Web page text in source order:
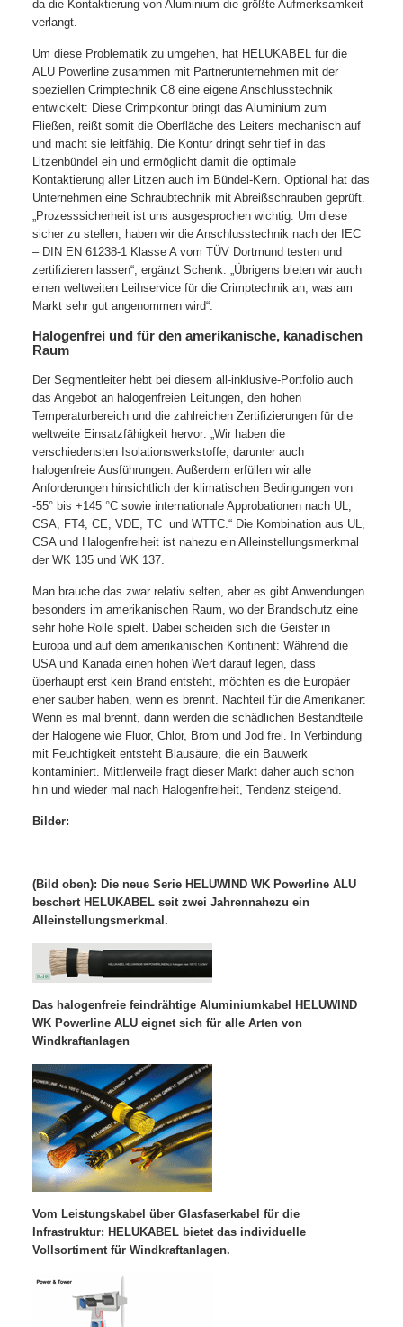
da die Kontaktierung von Aluminium die größte Aufmerksamkeit
verlangt.
Um diese Problematik zu umgehen, hat HELUKABEL für die
ALU Powerline zusammen mit Partnerunternehmen mit der
speziellen Crimptechnik C8 eine eigene Anschlusstechnik
entwickelt: Diese Crimpkontur bringt das Aluminium zum
Fließen, reißt somit die Oberfläche des Leiters mechanisch auf
und macht sie leitfähig. Die Kontur dringt sehr tief in das
Litzenbündel ein und ermöglicht damit die optimale
Kontaktierung aller Litzen auch im Bündel-Kern. Optional hat das
Unternehmen eine Schraubtechnik mit Abreißschrauben geprüft.
„Prozesssicherheit ist uns ausgesprochen wichtig. Um diese
sicher zu stellen, haben wir die Anschlusstechnik nach der IEC
– DIN EN 61238-1 Klasse A vom TÜV Dortmund testen und
zertifizieren lassen“, ergänzt Schenk. „Übrigens bieten wir auch
einen weltweiten Leihservice für die Crimptechnik an, was am
Markt sehr gut angenommen wird“.
Halogenfrei und für den amerikanische, kanadischen
Raum
Der Segmentleiter hebt bei diesem all-inklusive-Portfolio auch
das Angebot an halogenfreien Leitungen, den hohen
Temperaturbereich und die zahlreichen Zertifizierungen für die
weltweite Einsatzfähigkeit hervor: „Wir haben die
verschiedensten Isolationswerkstoffe, darunter auch
halogenfreie Ausführungen. Außerdem erfüllen wir alle
Anforderungen hinsichtlich der klimatischen Bedingungen von
-55° bis +145 °C sowie internationale Approbationen nach UL,
CSA, FT4, CE, VDE, TC und WTTC.“ Die Kombination aus UL,
CSA und Halogenfreiheit ist nahezu ein Alleinstellungsmerkmal
der WK 135 und WK 137.
Man brauche das zwar relativ selten, aber es gibt Anwendungen
besonders im amerikanischen Raum, wo der Brandschutz eine
sehr hohe Rolle spielt. Dabei scheiden sich die Geister in
Europa und auf dem amerikanischen Kontinent: Während die
USA und Kanada einen hohen Wert darauf legen, dass
überhaupt erst kein Brand entsteht, möchten es die Europäer
eher sauber haben, wenn es brennt. Nachteil für die Amerikaner:
Wenn es mal brennt, dann werden die schädlichen Bestandteile
der Halogene wie Fluor, Chlor, Brom und Jod frei. In Verbindung
mit Feuchtigkeit entsteht Blausäure, die ein Bauwerk
kontaminiert. Mittlerweile fragt dieser Markt daher auch schon
hin und wieder mal nach Halogenfreiheit, Tendenz steigend.
Bilder:
(Bild oben): Die neue Serie HELUWIND WK Powerline ALU
beschert HELUKABEL seit zwei Jahrennahezu ein
Alleinstellungsmerkmal.
Das halogenfreie feindrähtige Aluminiumkabel HELUWIND
WK Powerline ALU eignet sich für alle Arten von
Windkraftanlagen
Vom Leistungskabel über Glasfaserkabel für die
Infrastruktur: HELUKABEL bietet das individuelle
Vollsortiment für Windkraftanlagen.